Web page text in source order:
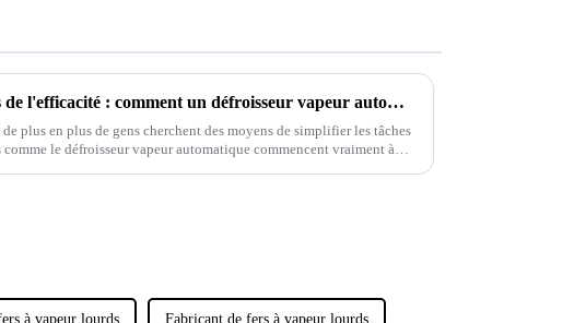
Percer les secrets de l'efficacité : comment un défroisseur vapeur automatique transforme votre routine de repassage
de plus en plus de gens cherchent des moyens de simplifier les tâches
comme le défroisseur vapeur automatique commencent vraiment à
à vapeur lourds Fabricant de fers à vapeur lourds